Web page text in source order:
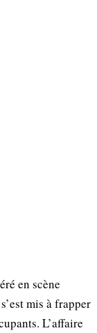
en scène
mis à frapper
L’affaire